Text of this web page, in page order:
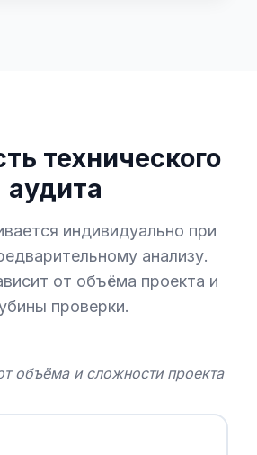
технического
аудита
индивидуально при
анализу.
от объёма проекта и
проверки.
объёма и сложности проекта